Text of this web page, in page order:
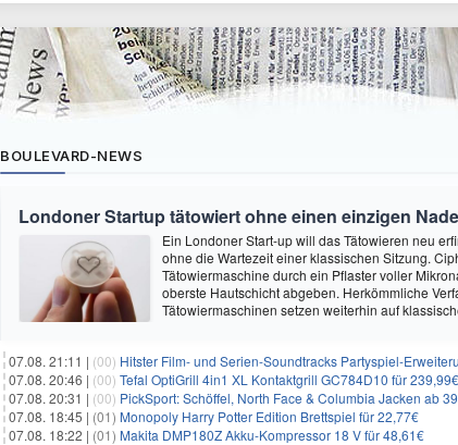
BOULEVARD-NEWS
Londoner Startup tätowiert ohne einen einzigen
Ein Londoner Start-up will das Tätowieren neu
ohne die Wartezeit einer klassischen Sitzung.
Tätowiermaschine durch ein Pflaster voller
oberste Hautschicht abgeben. Herkömmliche
Tätowiermaschinen setzen weiterhin auf
07.08. 21:11 | (00) Hitster Film- und Serien-Soundtracks Partyspiel-
07.08. 20:46 | (00) Tefal OptiGrill 4in1 XL Kontaktgrill GC784D10 für 239,99€
07.08. 20:31 | (00) PickSport: Schöffel, North Face & Columbia Jacken ab
07.08. 18:45 | (01) Monopoly Harry Potter Edition Brettspiel für 22,77€
07.08. 18:22 | (01) Makita DMP180Z Akku-Kompressor 18 V für 48,61€